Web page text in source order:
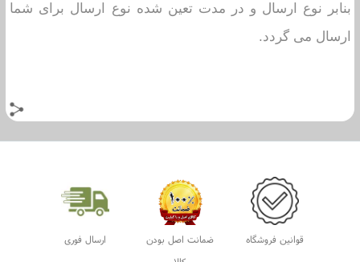
بنابر نوع ارسال و در مدت تعین شده نوع ارسال برای شما
ارسال می گردد.